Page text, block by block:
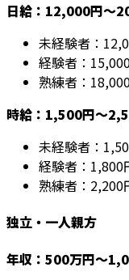
日給：12,000円～
未経験者：
経験者：
熟練者：
時給：1,500円～
未経験者：
経験者：1,800
熟練者：2,200
独立・一人親方
年収：500万円～